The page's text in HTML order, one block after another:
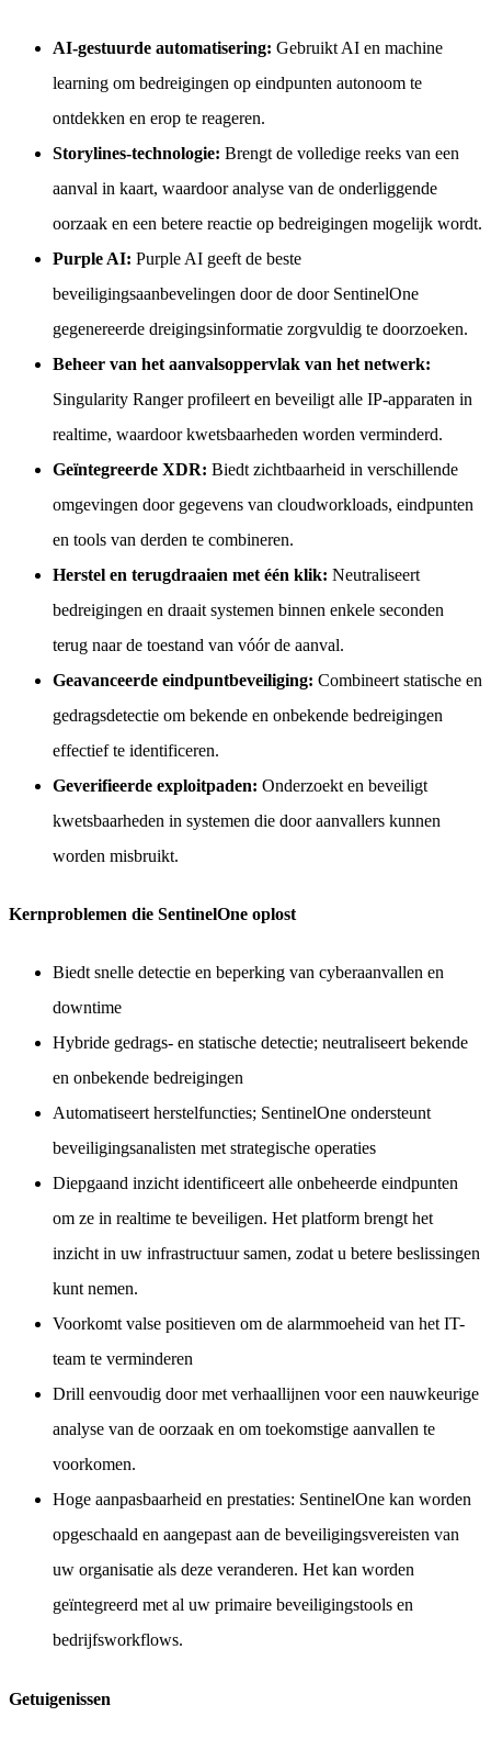
AI-gestuurde automatisering: Gebruikt AI en machine
learning om bedreigingen op eindpunten autonoom te
ontdekken en erop te reageren.
Storylines-technologie: Brengt de volledige reeks van een
aanval in kaart, waardoor analyse van de onderliggende
oorzaak en een betere reactie op bedreigingen mogelijk wordt.
Purple AI: Purple AI geeft de beste
beveiligingsaanbevelingen door de door SentinelOne
gegenereerde dreigingsinformatie zorgvuldig te doorzoeken.
Beheer van het aanvalsoppervlak van het netwerk:
Singularity Ranger profileert en beveiligt alle IP-apparaten in
realtime, waardoor kwetsbaarheden worden verminderd.
Geïntegreerde XDR: Biedt zichtbaarheid in verschillende
omgevingen door gegevens van cloudworkloads, eindpunten
en tools van derden te combineren.
Herstel en terugdraaien met één klik: Neutraliseert
bedreigingen en draait systemen binnen enkele seconden
terug naar de toestand van vóór de aanval.
Geavanceerde eindpuntbeveiliging: Combineert statische en
gedragsdetectie om bekende en onbekende bedreigingen
effectief te identificeren.
Geverifieerde exploitpaden: Onderzoekt en beveiligt
kwetsbaarheden in systemen die door aanvallers kunnen
worden misbruikt.
Kernproblemen die SentinelOne oplost
Biedt snelle detectie en beperking van cyberaanvallen en
downtime
Hybride gedrags- en statische detectie; neutraliseert bekende
en onbekende bedreigingen
Automatiseert herstelfuncties; SentinelOne ondersteunt
beveiligingsanalisten met strategische operaties
Diepgaand inzicht identificeert alle onbeheerde eindpunten
om ze in realtime te beveiligen. Het platform brengt het
inzicht in uw infrastructuur samen, zodat u betere beslissingen
kunt nemen.
Voorkomt valse positieven om de alarmmoeheid van het IT-
team te verminderen
Drill eenvoudig door met verhaallijnen voor een nauwkeurige
analyse van de oorzaak en om toekomstige aanvallen te
voorkomen.
Hoge aanpasbaarheid en prestaties: SentinelOne kan worden
opgeschaald en aangepast aan de beveiligingsvereisten van
uw organisatie als deze veranderen. Het kan worden
geïntegreerd met al uw primaire beveiligingstools en
bedrijfsworkflows.
Getuigenissen